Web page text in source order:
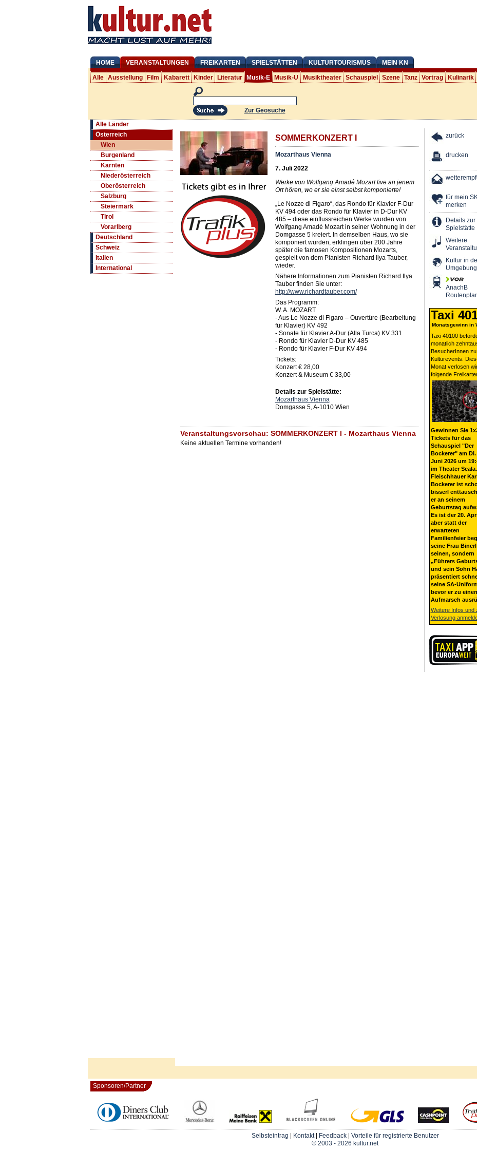
HOME VERANSTALTUNGEN FREIKARTEN SPIELSTÄTTEN KULTURTOURISMUS MEIN KN
Alle Ausstellung Film Kabarett Kinder Literatur Musik-E Musik-U Musiktheater Schauspiel Szene Tanz Vortrag Kulinarik
Zur Geosuche
Alle Länder
Österreich
Wien
Burgenland
Kärnten
Niederösterreich
Oberösterreich
Salzburg
Steiermark
Tirol
Vorarlberg
Deutschland
Schweiz
Italien
International
SOMMERKONZERT I
Mozarthaus Vienna
7. Juli 2022
Werke von Wolfgang Amadé Mozart live an jenem
Ort hören, wo er sie einst selbst komponierte!
„Le Nozze di Figaro“, das Rondo für Klavier F-Dur
KV 494 oder das Rondo für Klavier in D-Dur KV
485 – diese einflussreichen Werke wurden von
Wolfgang Amadé Mozart in seiner Wohnung in der
Domgasse 5 kreiert. In demselben Haus, wo sie
komponiert wurden, erklingen über 200 Jahre
später die famosen Kompositionen Mozarts,
gespielt von dem Pianisten Richard Ilya Tauber,
wieder.
Nähere Informationen zum Pianisten Richard Ilya
Tauber finden Sie unter:
http://www.richardtauber.com/
Das Programm:
W. A. MOZART
- Aus Le Nozze di Figaro – Ouvertüre (Bearbeitung
für Klavier) KV 492
- Sonate für Klavier A-Dur (Alla Turca) KV 331
- Rondo für Klavier D-Dur KV 485
- Rondo für Klavier F-Dur KV 494
Tickets:
Konzert € 28,00
Konzert & Museum € 33,00
Details zur Spielstätte:
Mozarthaus Vienna
Domgasse 5, A-1010 Wien
Veranstaltungsvorschau: SOMMERKONZERT I - Mozarthaus Vienna
Keine aktuellen Termine vorhanden!
zurück
drucken
für mein
merken
Details zur
Spielstätte
Weitere
Kultur in
Umgebung
AnachB
Taxi
Monatsgewinn in
Taxi 40100
monatlich
BesucherInnen
Kulturevents.
Monat verlosen
folgende
Gewinnen Sie
Tickets für das
Schauspiel "Der
Bockerer" am Di.
Juni 2026 um
im Theater
Fleischhauer
Bockerer ist
bisserl
er an seinem
Geburtstag
Es ist der 20.
aber statt der
erwarteten
Familienfeier
seine Frau
seinen, sondern
„Führers
und sein Sohn
präsentiert
seine SA-
bevor er zu
Aufmarsch
Weitere Infos und
Verlosung
Sponsoren/Partner
Selbsteintrag Kontakt| Feedback| Vorteile für registrierte Benutzer
© 2003 - 2026 kultur.net